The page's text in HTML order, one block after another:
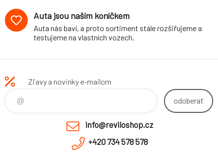
Auta jsou naším koníčkem
Auta nás baví, a proto sortiment stále rozšiřujeme a
testujeme na vlastních vozech.
Zľavy a novinky e-mailom
odoberať
info@reviloshop.cz
+420 734 578 578